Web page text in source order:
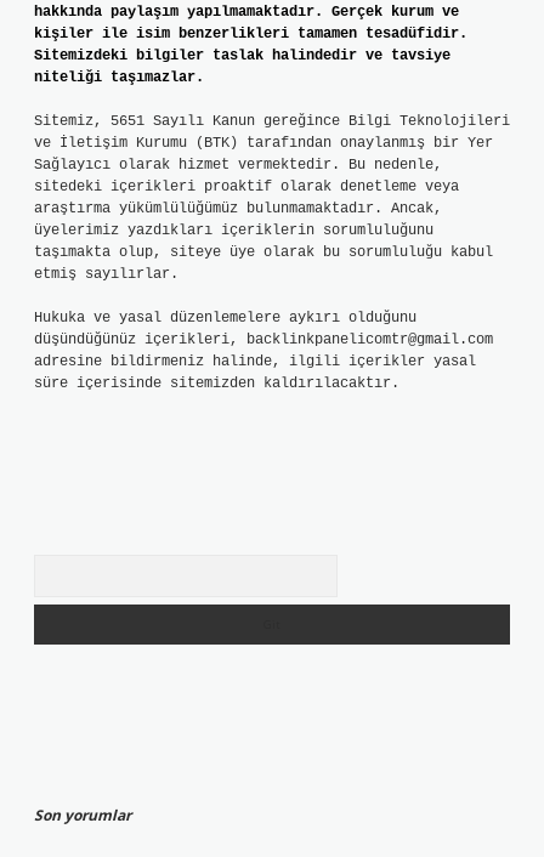
hakkında paylaşım yapılmamaktadır. Gerçek kurum ve
kişiler ile isim benzerlikleri tamamen tesadüfidir.
Sitemizdeki bilgiler taslak halindedir ve tavsiye
niteliği taşımazlar.
Sitemiz, 5651 Sayılı Kanun gereğince Bilgi Teknolojileri
ve İletişim Kurumu (BTK) tarafından onaylanmış bir Yer
Sağlayıcı olarak hizmet vermektedir. Bu nedenle,
sitedeki içerikleri proaktif olarak denetleme veya
araştırma yükümlülüğümüz bulunmamaktadır. Ancak,
üyelerimiz yazdıkları içeriklerin sorumluluğunu
taşımakta olup, siteye üye olarak bu sorumluluğu kabul
etmiş sayılırlar.
Hukuka ve yasal düzenlemelere aykırı olduğunu
düşündüğünüz içerikleri, backlinkpanelicomtr@gmail.com
adresine bildirmeniz halinde, ilgili içerikler yasal
süre içerisinde sitemizden kaldırılacaktır.
Son yorumlar